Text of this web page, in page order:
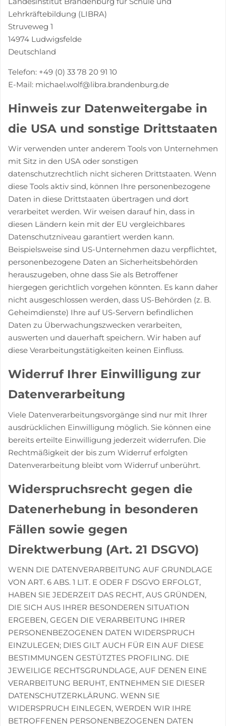
Lehrkräftebildung (LIBRA)
Struveweg 1
14974 Ludwigsfelde
Deutschland
Telefon: +49 (0) 33 78 20 91 10
E-Mail: michael.wolf@libra.brandenburg.de
Hinweis zur Datenweitergabe in
die USA und sonstige Drittstaaten
Wir verwenden unter anderem Tools von Unternehmen
mit Sitz in den USA oder sonstigen
datenschutzrechtlich nicht sicheren Drittstaaten. Wenn
diese Tools aktiv sind, können Ihre personenbezogene
Daten in diese Drittstaaten übertragen und dort
verarbeitet werden. Wir weisen darauf hin, dass in
diesen Ländern kein mit der EU vergleichbares
Datenschutzniveau garantiert werden kann.
Beispielsweise sind US-Unternehmen dazu verpflichtet,
personenbezogene Daten an Sicherheitsbehörden
herauszugeben, ohne dass Sie als Betroffener
hiergegen gerichtlich vorgehen könnten. Es kann daher
nicht ausgeschlossen werden, dass US-Behörden (z. B.
Geheimdienste) Ihre auf US-Servern befindlichen
Daten zu Überwachungszwecken verarbeiten,
auswerten und dauerhaft speichern. Wir haben auf
diese Verarbeitungstätigkeiten keinen Einfluss.
Widerruf Ihrer Einwilligung zur
Datenverarbeitung
Viele Datenverarbeitungsvorgänge sind nur mit Ihrer
ausdrücklichen Einwilligung möglich. Sie können eine
bereits erteilte Einwilligung jederzeit widerrufen. Die
Rechtmäßigkeit der bis zum Widerruf erfolgten
Datenverarbeitung bleibt vom Widerruf unberührt.
Widerspruchsrecht gegen die
Datenerhebung in besonderen
Fällen sowie gegen
Direktwerbung (Art. 21 DSGVO)
WENN DIE DATENVERARBEITUNG AUF GRUNDLAGE
VON ART. 6 ABS. 1 LIT. E ODER F DSGVO ERFOLGT,
HABEN SIE JEDERZEIT DAS RECHT, AUS GRÜNDEN,
DIE SICH AUS IHRER BESONDEREN SITUATION
ERGEBEN, GEGEN DIE VERARBEITUNG IHRER
PERSONENBEZOGENEN DATEN WIDERSPRUCH
EINZULEGEN; DIES GILT AUCH FÜR EIN AUF DIESE
BESTIMMUNGEN GESTÜTZTES PROFILING. DIE
JEWEILIGE RECHTSGRUNDLAGE, AUF DENEN EINE
VERARBEITUNG BERUHT, ENTNEHMEN SIE DIESER
DATENSCHUTZERKLÄRUNG. WENN SIE
WIDERSPRUCH EINLEGEN, WERDEN WIR IHRE
BETROFFENEN PERSONENBEZOGENEN DATEN